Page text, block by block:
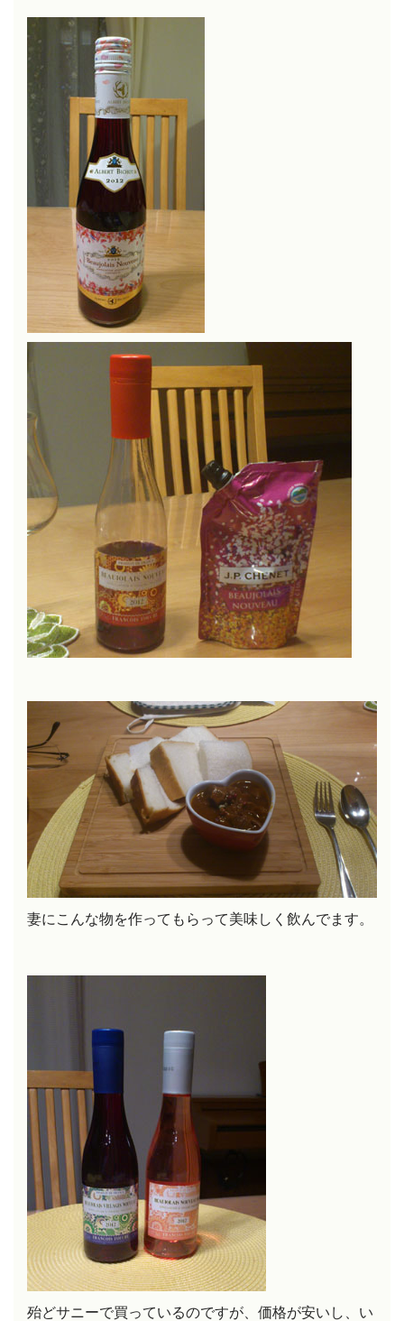
妻にこんな物を作ってもらって美味しく飲んでます。
殆どサニーで買っているのですが、価格が安いし、い